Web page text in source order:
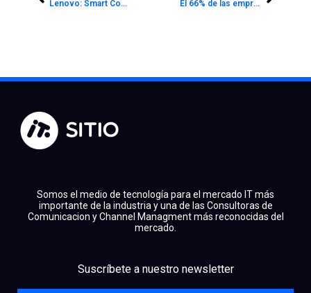
Lenovo: Smart Connect transforma la relación entre dispositivos y simplifica la rutina digital El 66% de las empresas aún prioriza prevenir ataques antes que recuperarse
Somos el medio de tecnología para el mercado IT más
importante de la industria y una de las Consultoras de
Comunicacion y Channel Managment más reconocidas del
mercado.
Suscríbete a nuestro newsletter
linkedinyoutubeinstagram
spotify